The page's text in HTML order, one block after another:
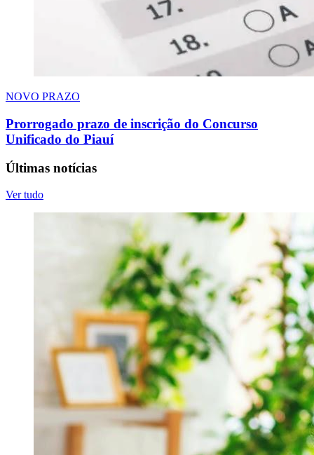
NOVO PRAZO
Prorrogado prazo de inscrição do Concurso
Unificado do Piauí
Últimas notícias
Ver tudo